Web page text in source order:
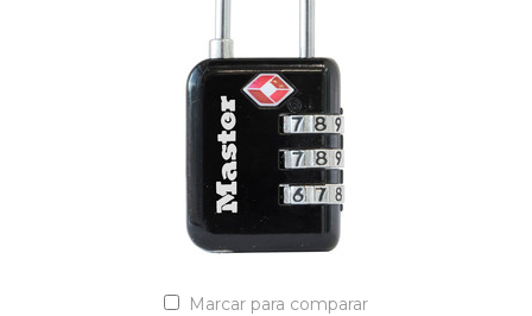
Añadir a la lista de cotización
Marcar para comparar